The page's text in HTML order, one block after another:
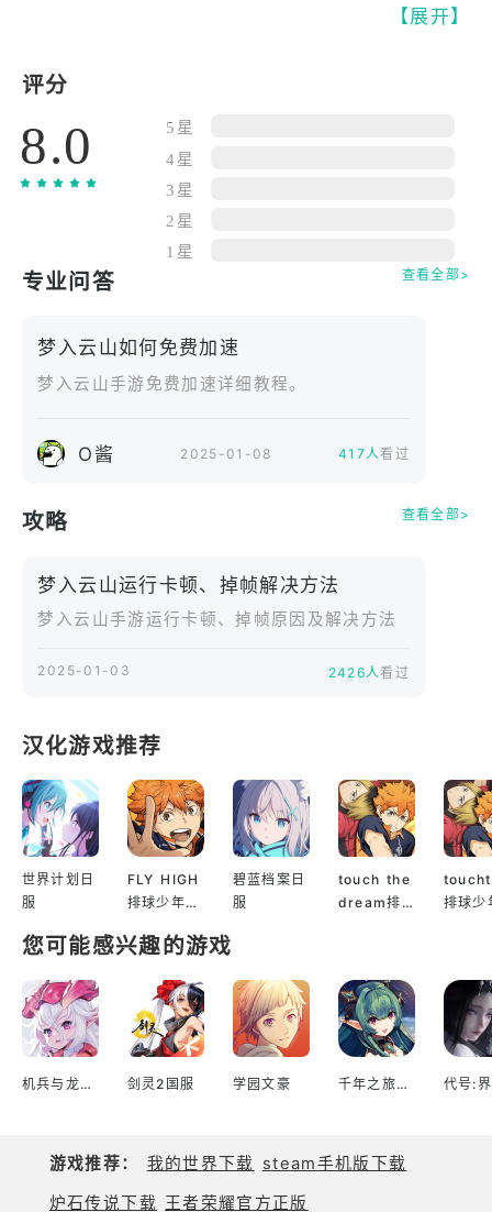
凶险传说之地，修行历炼，挑战远古大妖以证实
恰逢修行界清浊失衡，预言天劫将至。而你作为一介
修士，将踏进怎样的命运之中？
☯修真流派：择道专攻 得一门大成
修炼法门，道亦无数，而修炼者最多的为以下五种流
以武力为尊，修龙虎之道，战法狂放，有拔地倚天之
势；
毁灭天地；
以剑气护体，痴迷于剑道剑法，袭影无痕幻刺碎甲；
驭兽治邪；
遵循灵根五行，拜师入门，努力晋升境界，方可在这
浩然、逍遥、九幽、荒古——依据你所想要的修仙之
途选择加入四大仙盟旗下宗门，或领浩然正气，或避
同道合的修仙者为宗门之繁荣壮大而奋斗，集合全宗
☯沉浸修仙：收服妖兽 炼器炼宝 打坐食丹
古代封神众仙奇妖云集，皆可为涤除凡间苦难助你一
臂之力。有着神秘机缘的你，也将与炼妖壶中的鸿蒙
异兽一同走遍天下！游历世间寻妖觅器，收天地之秘
宝，集万物之灵气，铸造法宝神器，炼制听令瑞兽。
遥仙人也未尝不可。
☯抵御天劫：破劫飞升 护世间正道
三界自有运行之理，修清气成仙，修浊气成妖。为免
其二，若有生灵将突破自身境界，则雷劫至，以检验
【展开】
评分
8.0
5星
4星
3星
2星
1星
专业问答 查看全部>
梦入云山如何免费加速
梦入云山手游免费加速详细教程。
O酱 2025-01-08 417人看过
攻略 查看全部>
梦入云山运行卡顿、掉帧解决方法
梦入云山手游运行卡顿、掉帧原因及解决方法
2025-01-03 2426人看过
汉化游戏推荐
世界计划日
服
FLY HIGH
排球少年日
碧蓝档案日
服
touch the
dream排
排球少
您可能感兴趣的游戏
机兵与龙日服 剑灵2国服 学园文豪 千年之旅台服 代号:界
游戏推荐： 我的世界下载 steam手机版下载
炉石传说下载 王者荣耀官方正版